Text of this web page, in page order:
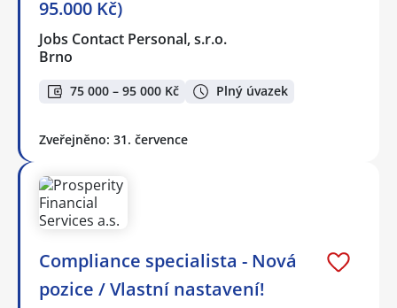
95.000 Kč)
Jobs Contact Personal, s.r.o.
Brno
75 000 – 95 000 Kč Plný úvazek
Zveřejněno: 31. července
Compliance specialista - Nová
pozice / Vlastní nastavení!